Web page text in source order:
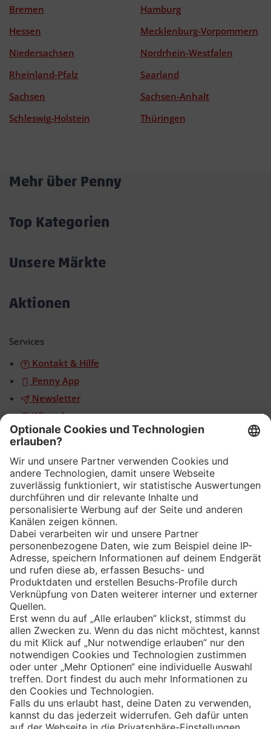
Bremen
Hamburg
Hessen
Mecklenburg-Vorpommern
Niedersachsen
Nordrhein-Westfalen
Rheinland-Pfalz
Saarland
Sachsen
Sachsen-Anhalt
Schleswig-Holstein
Thüringen
Mehr über Penny
Top Kategorien
Unsere Märkte
Aktionen
Services
Kontakt & Hilfe
Penny App
Newsletter
WhatsApp
App
Eishockey
Impressum